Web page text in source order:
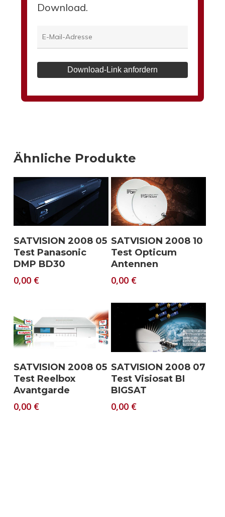
Download.
Download-Link anfordern
Ähnliche Produkte
Download
SATVISION 2008 05
Test Panasonic
DMP BD30
0,00 €
Download
SATVISION 2008 10
Test Opticum
Antennen
0,00 €
Download
SATVISION 2008 05
Test Reelbox
Avantgarde
0,00 €
Download
SATVISION 2008 07
Test Visiosat BI
BIGSAT
0,00 €